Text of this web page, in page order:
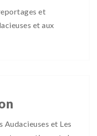
et
et aux
Audacieuses et Les